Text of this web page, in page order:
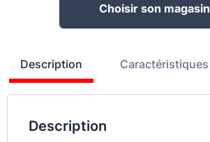
Choisir son magasin
Description Caractéristiques
Description